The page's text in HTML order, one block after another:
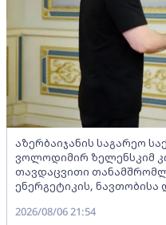
აზერბაიჯანის საგარეო
ვოლოდიმირ ზელენსკიმ
თავდაცვითი
ენერგეტიკის, ნავთობისა
2026/08/06 21:54